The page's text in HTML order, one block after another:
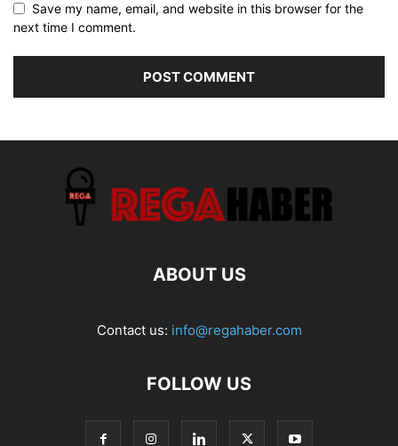
Save my name, email, and website in this browser for the
next time I comment.
ABOUT US
Contact us: info@regahaber.com
FOLLOW US